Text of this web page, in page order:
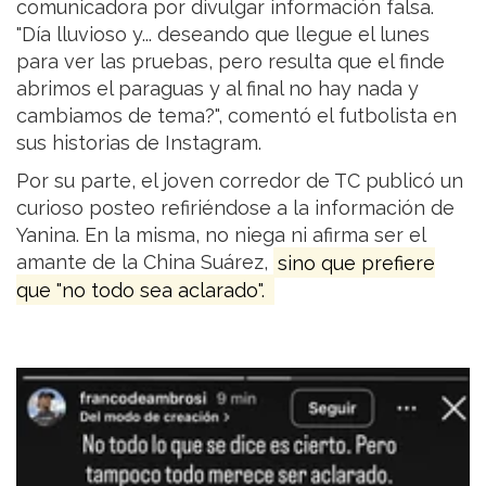
comunicadora por divulgar información falsa.
"Día lluvioso y... deseando que llegue el lunes
para ver las pruebas, pero resulta que el finde
abrimos el paraguas y al final no hay nada y
cambiamos de tema?", comentó el futbolista en
sus historias de Instagram.
Por su parte, el joven corredor de TC publicó un
curioso posteo refiriéndose a la información de
Yanina. En la misma, no niega ni afirma ser el
amante de la China Suárez, sino que prefiere
que "no todo sea aclarado".